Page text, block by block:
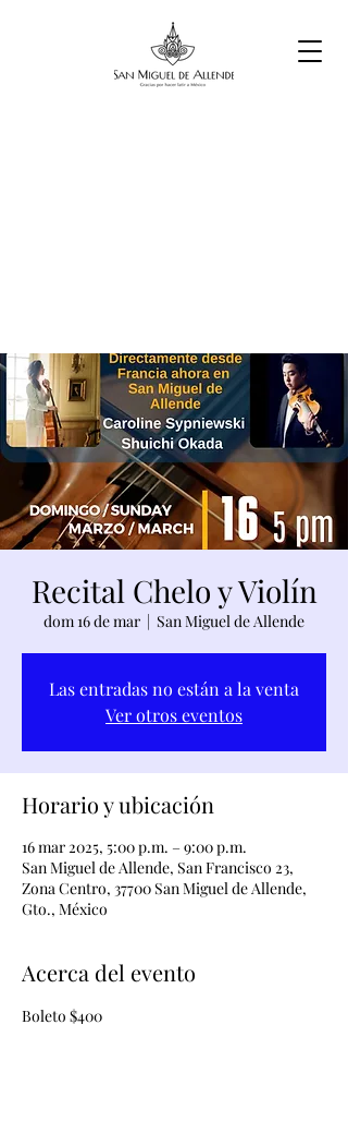
Recital Chelo y Violín
dom 16 de mar
  |
San Miguel de Allende
Las entradas no están a la venta
Ver otros eventos
Horario y ubicación
16 mar 2025, 5:00 p.m. – 9:00 p.m.
San Miguel de Allende, San Francisco 23,
Zona Centro, 37700 San Miguel de Allende,
Gto., México
Acerca del evento
Boleto $400